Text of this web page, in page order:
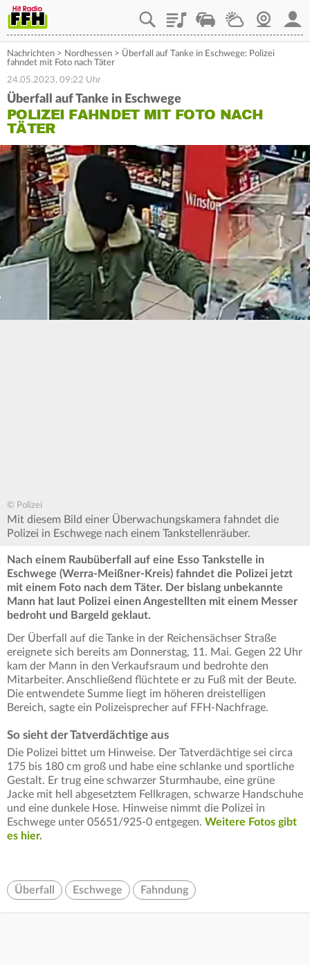
PlaylistStaupilotWetterWebcam
Nachrichten > Nordhessen > Überfall auf Tanke in Eschwege: Polizei
fahndet mit Foto nach Täter
24.05.2023, 09:22 Uhr
Überfall auf Tanke in Eschwege
POLIZEI FAHNDET MIT FOTO NACH
TÄTER
© Polizei
Mit diesem Bild einer Überwachungskamera fahndet die
Polizei in Eschwege nach einem Tankstellenräuber.
Nach einem Raubüberfall auf eine Esso Tankstelle in
Eschwege (Werra-Meißner-Kreis) fahndet die Polizei jetzt
mit einem Foto nach dem Täter. Der bislang unbekannte
Mann hat laut Polizei einen Angestellten mit einem Messer
bedroht und Bargeld geklaut.
Der Überfall auf die Tanke in der Reichensächser Straße
ereignete sich bereits am Donnerstag, 11. Mai. Gegen 22 Uhr
kam der Mann in den Verkaufsraum und bedrohte den
Mitarbeiter. Anschließend flüchtete er zu Fuß mit der Beute.
Die entwendete Summe liegt im höheren dreistelligen
Bereich, sagte ein Polizeisprecher auf FFH-Nachfrage.
So sieht der Tatverdächtige aus
Die Polizei bittet um Hinweise. Der Tatverdächtige sei circa
175 bis 180 cm groß und habe eine schlanke und sportliche
Gestalt. Er trug eine schwarzer Sturmhaube, eine grüne
Jacke mit hell abgesetztem Fellkragen, schwarze Handschuhe
und eine dunkele Hose. Hinweise nimmt die Polizei in
Eschwege unter 05651/925-0 entgegen. Weitere Fotos gibt
es hier.
Überfall Eschwege Fahndung